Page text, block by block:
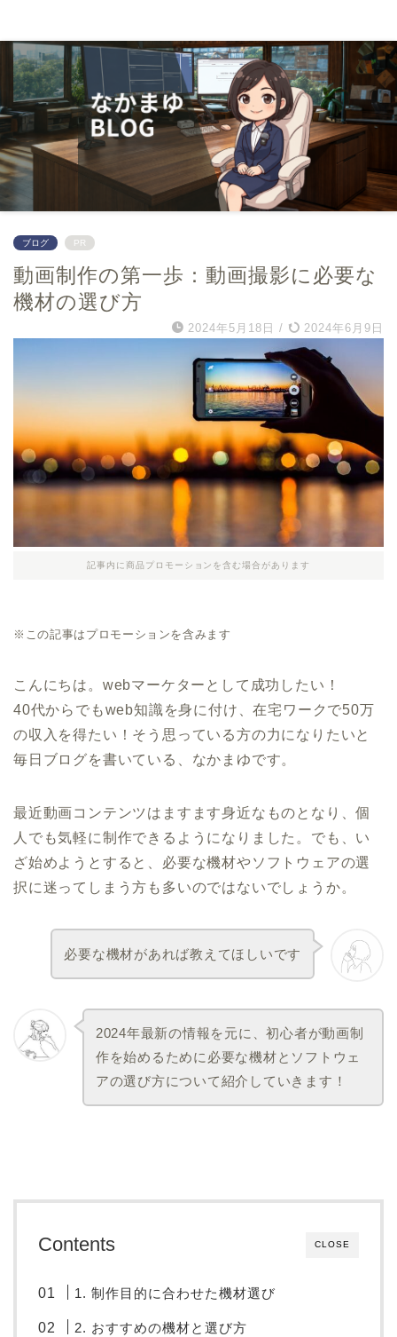
ブログ PR
動画制作の第一歩：動画撮影に必要な
機材の選び方
2024年5月18日 / 2024年6月9日
記事内に商品プロモーションを含む場合があります
※この記事はプロモーションを含みます
こんにちは。webマーケターとして成功したい！
40代からでもweb知識を身に付け、在宅ワークで50万
の収入を得たい！そう思っている方の力になりたいと
毎日ブログを書いている、なかまゆです。
最近動画コンテンツはますます身近なものとなり、個
人でも気軽に制作できるようになりました。でも、い
ざ始めようとすると、必要な機材やソフトウェアの選
択に迷ってしまう方も多いのではないでしょうか。
必要な機材があれば教えてほしいです
2024年最新の情報を元に、初心者が動画制
作を始めるために必要な機材とソフトウェ
アの選び方について紹介していきます！
CLOSE
Contents
1. 制作目的に合わせた機材選び
2. おすすめの機材と選び方